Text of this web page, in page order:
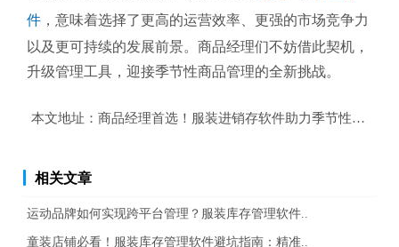
件 ，意味着选择了更高的运营效率、更强的市场竞争力
以及更可持续的发展前景。商品经理们不妨借此契机，
升级管理工具，迎接季节性商品管理的全新挑战。
本文地址： 商品经理首选！服装进销存软件助力季节性商品管
相关文章
运动品牌如何实现跨平台管理？服装库存管理软件..
童装店铺必看！服装库存管理软件避坑指南：精准..